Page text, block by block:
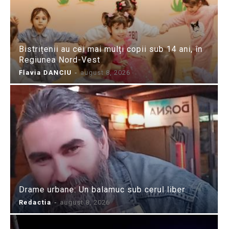
Bistrițenii au cei mai mulți copii sub 14 ani, în
Regiunea Nord-Vest
Flavia DANCIU - august 8, 2026
Drame urbane: Un balamuc sub cerul liber
Redactia - august 8, 2026